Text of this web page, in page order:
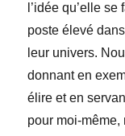
l’idée qu’elle
poste élevé
leur univers.
donnant en
élire et en
pour moi-même,